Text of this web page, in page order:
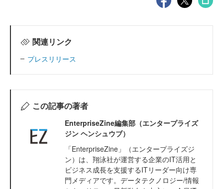
関連リンク
プレスリリース
この記事の著者
EnterpriseZine編集部（エンタープライズ
ジン ヘンシュウブ）
「EnterpriseZine」（エンタープライズジ
ン）は、翔泳社が運営する企業のIT活用と
ビジネス成長を支援するITリーダー向け専
門メディアです。データテクノロジー/情報